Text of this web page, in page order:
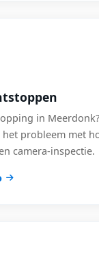
in
het probleem met
camera-inspectie.